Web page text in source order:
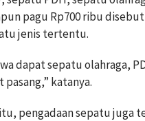
pagu Rp700 ribu
jenis tertentu.
dapat sepatu olahraga,
pasang,” katanya.
pengadaan sepatu juga